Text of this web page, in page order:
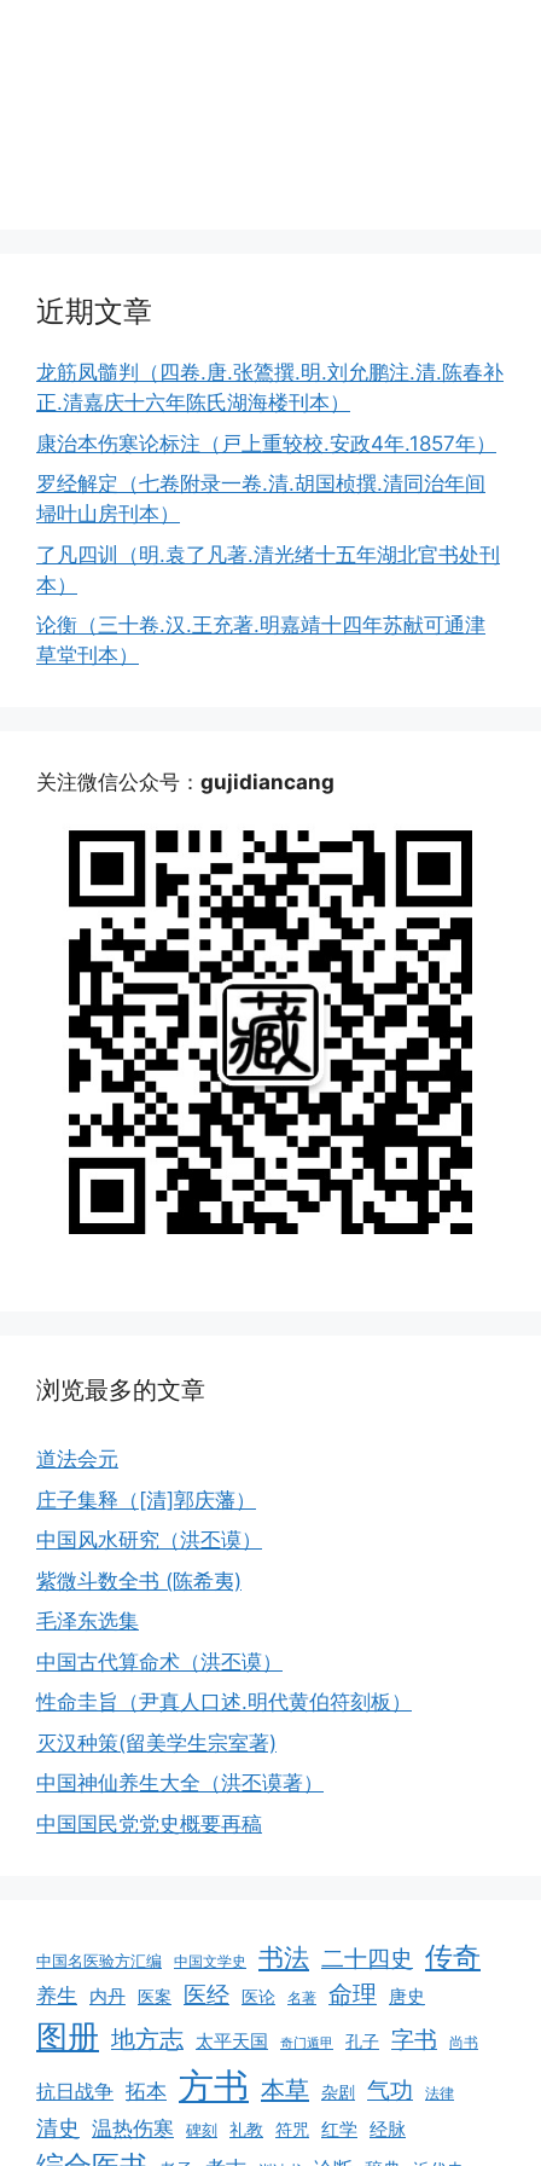
近期文章
龙筋凤髓判（四卷.唐.张鷟撰.明.刘允鹏注.清.陈春补
正.清嘉庆十六年陈氏湖海楼刊本）
康治本伤寒论标注（戸上重较校.安政4年.1857年）
罗经解定（七卷附录一卷.清.胡国桢撰.清同治年间
埽叶山房刊本）
了凡四训（明.袁了凡著.清光绪十五年湖北官书处刊
本）
论衡（三十卷.汉.王充著.明嘉靖十四年苏献可通津
草堂刊本）
关注微信公众号： gujidiancang
浏览最多的文章
道法会元
庄子集释（[清]郭庆藩）
中国风水研究（洪丕谟）
紫微斗数全书 (陈希夷)
毛泽东选集
中国古代算命术（洪丕谟）
性命圭旨（尹真人口述.明代黄伯符刻板）
灭汉种策(留美学生宗室著)
中国神仙养生大全（洪丕谟著）
中国国民党党史概要再稿
中国名医验方汇编 中国文学史 书法 二十四史 传奇
养生 内丹 医案 医经 医论 名著 命理 唐史
图册 地方志 太平天国 奇门遁甲 孔子 字书 尚书
抗日战争 拓本 方书 本草 杂剧 气功 法律
清史 温热伤寒 碑刻 礼教 符咒 红学 经脉